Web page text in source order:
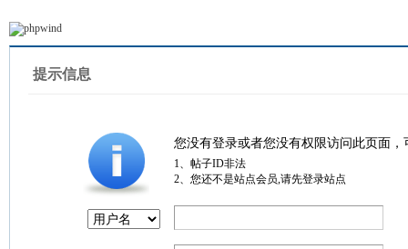
提示信息
您没有登录或者您没有权限访问此页面
1、帖子ID非法
2、您还不是站点会员,请先登录站点